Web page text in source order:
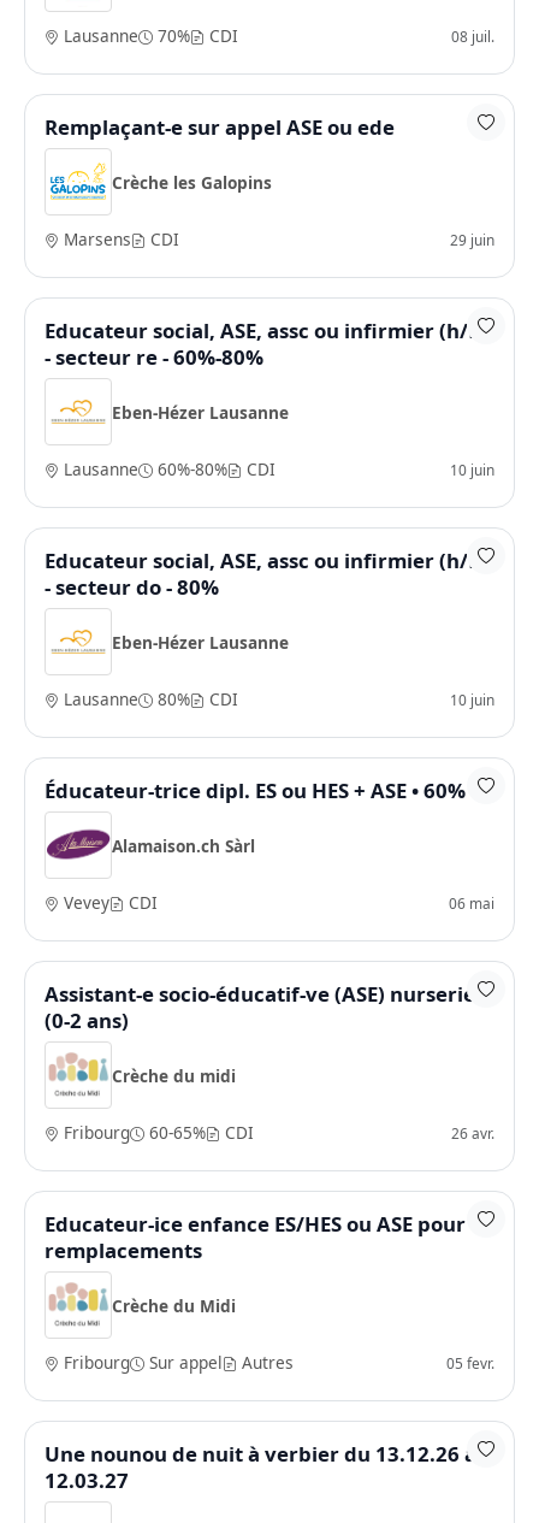
Lausanne 70% CDI 08 juil.
Remplaçant-e sur appel ASE ou ede
Crèche les Galopins
Marsens CDI 29 juin
Educateur social, ASE, assc ou infirmier (h/f)
- secteur re - 60%-80%
Eben-Hézer Lausanne
Lausanne 60%-80% CDI 10 juin
Educateur social, ASE, assc ou infirmier (h/f)
- secteur do - 80%
Eben-Hézer Lausanne
Lausanne 80% CDI 10 juin
Éducateur-trice dipl. ES ou HES + ASE • 60%
Alamaison.ch Sàrl
Vevey CDI 06 mai
Assistant-e socio-éducatif-ve (ASE) nurserie
(0-2 ans)
Crèche du midi
Fribourg 60-65% CDI 26 avr.
Educateur-ice enfance ES/HES ou ASE pour
remplacements
Crèche du Midi
Fribourg Sur appel Autres 05 fevr.
Une nounou de nuit à verbier du 13.12.26 au
12.03.27